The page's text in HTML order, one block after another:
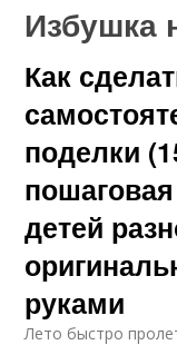
Избушка
Как
поделки
детей
руками
Лето быстро